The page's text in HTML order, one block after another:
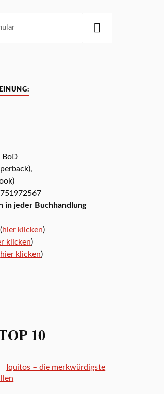
BoD
in jeder Buchhandlung
hier klicken)
klicken)
hier klicken)
10
Iquitos – die merkwürdigste